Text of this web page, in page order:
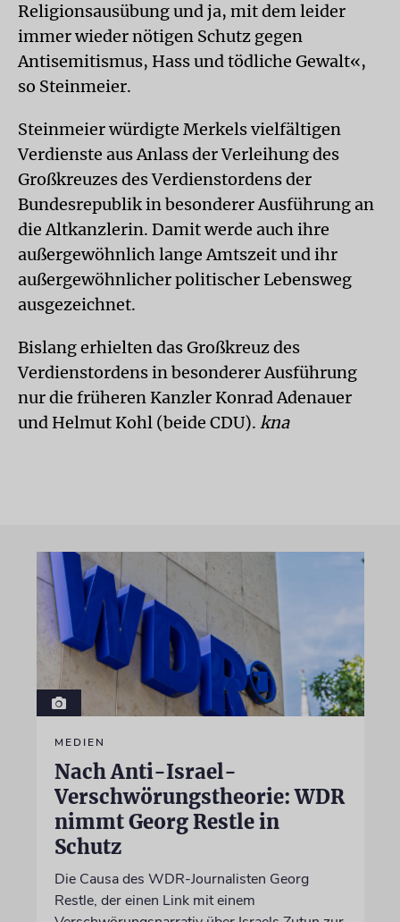
Religionsausübung und ja, mit dem leider
immer wieder nötigen Schutz gegen
Antisemitismus, Hass und tödliche Gewalt«,
so Steinmeier.
Steinmeier würdigte Merkels vielfältigen
Verdienste aus Anlass der Verleihung des
Großkreuzes des Verdienstordens der
Bundesrepublik in besonderer Ausführung an
die Altkanzlerin. Damit werde auch ihre
außergewöhnlich lange Amtszeit und ihr
außergewöhnlicher politischer Lebensweg
ausgezeichnet.
Bislang erhielten das Großkreuz des
Verdienstordens in besonderer Ausführung
nur die früheren Kanzler Konrad Adenauer
und Helmut Kohl (beide CDU). kna
MEDIEN
Nach Anti-Israel-
Verschwörungstheorie: WDR
nimmt Georg Restle in
Schutz
Die Causa des WDR-Journalisten Georg
Restle, der einen Link mit einem